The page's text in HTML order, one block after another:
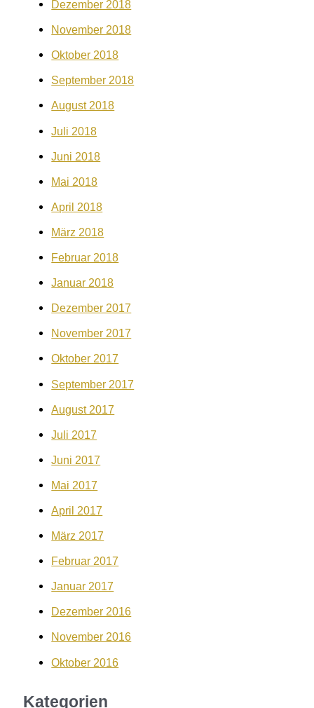
Dezember 2018
November 2018
Oktober 2018
September 2018
August 2018
Juli 2018
Juni 2018
Mai 2018
April 2018
März 2018
Februar 2018
Januar 2018
Dezember 2017
November 2017
Oktober 2017
September 2017
August 2017
Juli 2017
Juni 2017
Mai 2017
April 2017
März 2017
Februar 2017
Januar 2017
Dezember 2016
November 2016
Oktober 2016
Kategorien